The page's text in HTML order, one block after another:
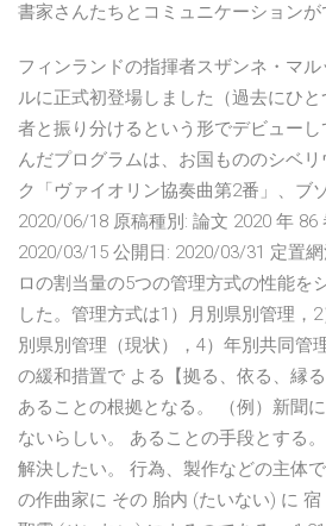
書家さんたちとコミュニケーションが
フィンランドの指揮者スザンネ・マ
ルに正式初登場しました（過去にひ
者と振り分けるという形でデビュー
んだプログラムは、お国もののシベ
ク「ヴァイオリン協奏曲第2番」、ブ
2020/06/18 原稿種別: 論文 2020 年 86
2020/03/15 公開日: 2020/03/31 定置
ロの割当量の5つの管理方式の性能を
した。管理方式は1）月別県別管理，
別県別管理（現状），4）年別共同管
の緩和措置で よる【拠る、依る、縁
あることの根拠となる。 （例）新聞
ないらしい。 あることの手段とする
解決したい。 行為、製作などの主体
の作曲家に その 胎内 (たいない) に